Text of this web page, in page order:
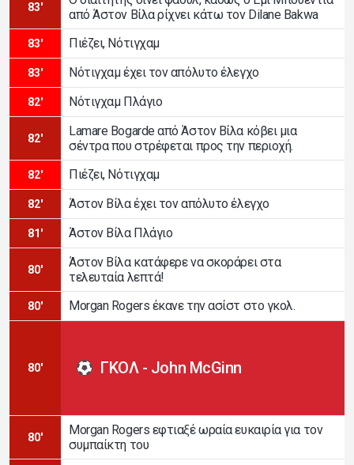
83'
από Άστον Βίλα ρίχνει κάτω τον Dilane Bakwa
83' Πιέζει, Νότιγχαμ
83' Νότιγχαμ έχει τον απόλυτο έλεγχο
82' Νότιγχαμ Πλάγιο
82'
Lamare Bogarde από Άστον Βίλα κόβει μια
σέντρα που στρέφεται προς την περιοχή.
82' Πιέζει, Νότιγχαμ
82' Άστον Βίλα έχει τον απόλυτο έλεγχο
81' Άστον Βίλα Πλάγιο
80'
Άστον Βίλα κατάφερε να σκοράρει στα
τελευταία λεπτά!
80' Morgan Rogers έκανε την ασίστ στο γκολ.
80' ΓΚΟΛ - John McGinn
80'
Morgan Rogers εφτιαξέ ωραία ευκαιρία για τον
συμπαίκτη του